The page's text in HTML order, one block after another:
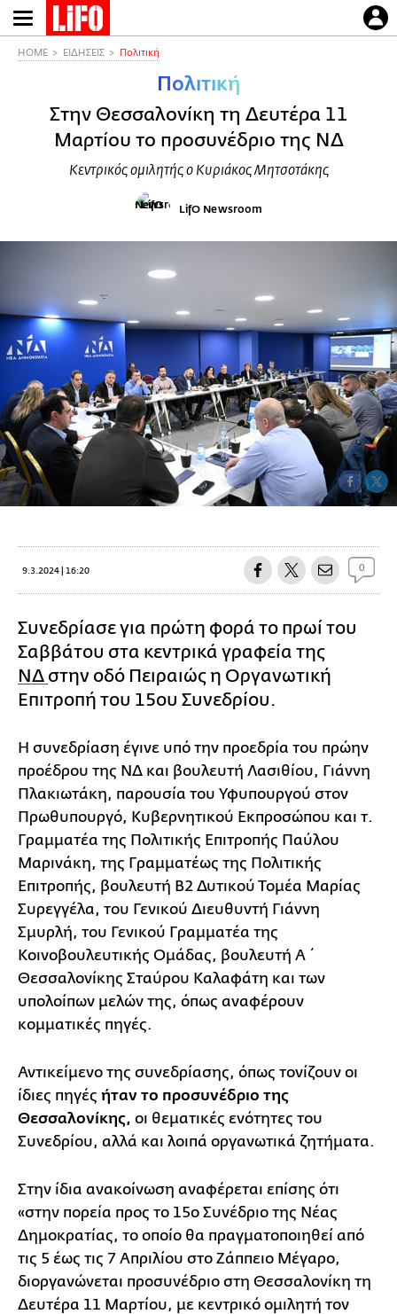
Παράκαμψη
προς
HOME ΕΙΔΗΣΕΙΣ Πολιτική
Πολιτική
Στην Θεσσαλονίκη τη Δευτέρα 11
Μαρτίου το προσυνέδριο της ΝΔ
Κεντρικός ομιλητής ο Κυριάκος Μητσοτάκης
LifO Newsroom
9.3.2024 | 16:20 0
Συνεδρίασε για πρώτη φορά το πρωί του
Σαββάτου στα κεντρικά γραφεία της
ΝΔ στην οδό Πειραιώς η Οργανωτική
Επιτροπή του 15ου Συνεδρίου.
Η συνεδρίαση έγινε υπό την προεδρία του πρώην
προέδρου της ΝΔ και βουλευτή Λασιθίου, Γιάννη
Πλακιωτάκη, παρουσία του Υφυπουργού στον
Πρωθυπουργό, Κυβερνητικού Εκπροσώπου και τ.
Γραμματέα της Πολιτικής Επιτροπής Παύλου
Μαρινάκη, της Γραμματέως της Πολιτικής
Επιτροπής, βουλευτή Β2 Δυτικού Τομέα Μαρίας
Συρεγγέλα, του Γενικού Διευθυντή Γιάννη
Σμυρλή, του Γενικού Γραμματέα της
Κοινοβουλευτικής Ομάδας, βουλευτή Α΄
Θεσσαλονίκης Σταύρου Καλαφάτη και των
υπολοίπων μελών της, όπως αναφέρουν
κομματικές πηγές.
Αντικείμενο της συνεδρίασης, όπως τονίζουν οι
ίδιες πηγές ήταν το προσυνέδριο της
Θεσσαλονίκης, οι θεματικές ενότητες του
Συνεδρίου, αλλά και λοιπά οργανωτικά ζητήματα.
Στην ίδια ανακοίνωση αναφέρεται επίσης ότι
«στην πορεία προς το 15ο Συνέδριο της Νέας
Δημοκρατίας, το οποίο θα πραγματοποιηθεί από
τις 5 έως τις 7 Απριλίου στο Ζάππειο Μέγαρο,
διοργανώνεται προσυνέδριο στη Θεσσαλονίκη τη
Δευτέρα 11 Μαρτίου, με κεντρικό ομιλητή τον